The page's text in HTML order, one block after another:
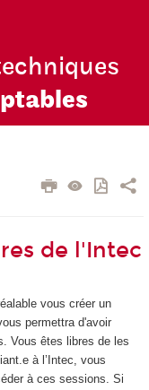
ptables
de l'Intec
vous créer un
permettra d'avoir
Vous êtes libres de les
à l’Intec, vous
à ces sessions. Si